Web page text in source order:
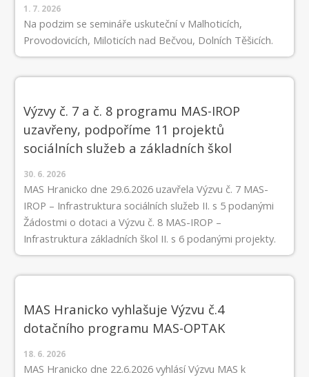
1. 7. 2026
Na podzim se semináře uskuteční v Malhoticích,
Provodovicích, Miloticích nad Bečvou, Dolních Těšicích.
Výzvy č. 7 a č. 8 programu MAS-IROP
uzavřeny, podpoříme 11 projektů
sociálních služeb a základních škol
30. 6. 2026
MAS Hranicko dne 29.6.2026 uzavřela Výzvu č. 7 MAS-
IROP – Infrastruktura sociálních služeb II. s 5 podanými
Žádostmi o dotaci a Výzvu č. 8 MAS-IROP –
Infrastruktura základních škol II. s 6 podanými projekty.
MAS Hranicko vyhlašuje Výzvu č.4
dotačního programu MAS-OPTAK
18. 6. 2026
MAS Hranicko dne 22.6.2026 vyhlásí Výzvu MAS k